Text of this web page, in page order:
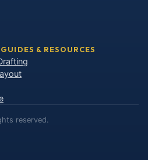
& RESOURCES
reserved.